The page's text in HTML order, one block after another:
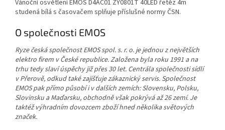
Vánoční osvětlení EMOS D4AC01 ZY0801T 40LED řetěz 4m
studená bílá s časovačem splňuje příslušné normy ČSN.
O společnosti EMOS
Ryze česká společnost EMOS spol. s. r. o. je jednou z největších
elektro firem v České republice. Založena byla roku 1991 a na
trhu tedy slaví úspěchy již přes 30 let. Centrála společnosti sídlí
v Přerově, odkud také zajišťuje zákaznický servis. Společnost
EMOS pak přímo působí i v dalších zemích: Slovensku, Polsku,
Slovinsku a Maďarsku, obchodně však pokrývá až 26 zemí. Je
taktéž výhradním dovozcem zboží hned několika světových
značek.